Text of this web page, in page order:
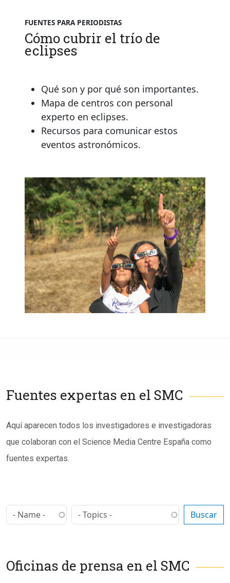
FUENTES PARA PERIODISTAS
Cómo cubrir el trío de
eclipses
Qué son y por qué son importantes.
Mapa de centros con personal
experto en eclipses.
Recursos para comunicar estos
eventos astronómicos.
Fuentes expertas en el SMC
Subtítulo
Aquí aparecen todos los investigadores e investigadoras
que colaboran con el Science Media Centre España como
fuentes expertas.
Oficinas de prensa en el SMC